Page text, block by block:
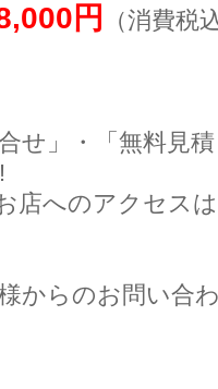
円 （消費税
せ」・「無料見
店へのアクセス
からのお問い合